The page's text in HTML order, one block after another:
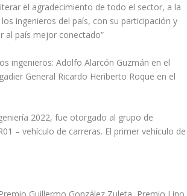
el agradecimiento de todo el sector, a la
ingenieros del país, con su participación y
al país mejor conectado”
ingenieros: Adolfo Alarcón Guzmán en el
General Ricardo Heriberto Roque en el
2022, fue otorgado al grupo de
– vehículo de carreras. El primer vehículo de
Guillermo González Zuleta, Premio Lino